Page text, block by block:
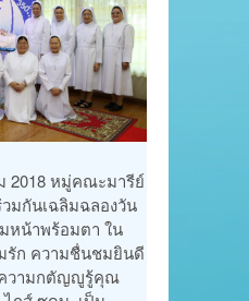
2018 หมู่คณะมารีย์
มกันเฉลิมฉลองวัน
หน้าพร้อมตา ใน
รัก ความชื่นชมยินดี
วามกตัญญูรู้คุณ